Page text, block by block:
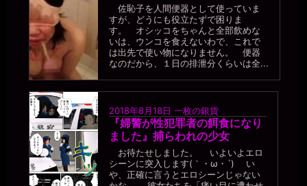
佐恥子を人間便器として使っていま
すが、どうにも役立たずで困りま
す。 オシッコをちゃんと全部飲めな
いは、ウンコを食えないわで、これで
は出先で使い物になりません。 便器
なのだから、１日の排泄分くらいは全...
2018年8月18日 一枚の銀貨
『婦警が性犯罪者の餌食になり
ました』捕らわれの少女
お待たせしました。 いよいよエロ
シーンに突入します(｀・ω・´) い
や、正確に言うとエロシーンじゃない